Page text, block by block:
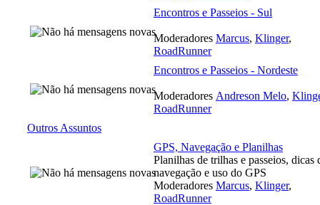
Encontros e Passeios - Sul
Moderadores Marcus, Klinger,
RoadRunner
Encontros e Passeios - Nordeste
Moderadores Andreson Melo,
RoadRunner
Outros Assuntos
GPS, Navegação e Planilhas
Planilhas de trilhas e passeios, dicas
navegação e uso do GPS
Moderadores Marcus, Klinger,
RoadRunner